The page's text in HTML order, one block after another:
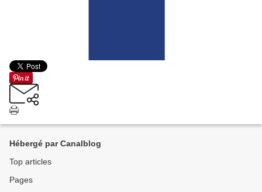
Hébergé par Canalblog
Top articles
Pages